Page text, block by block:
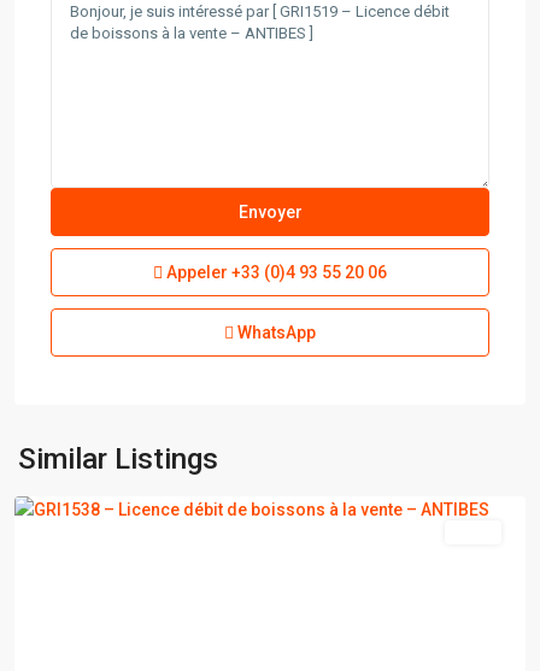
Appeler +33 (0)4 93 55 20 06
WhatsApp
Similar Listings
ANTIBES